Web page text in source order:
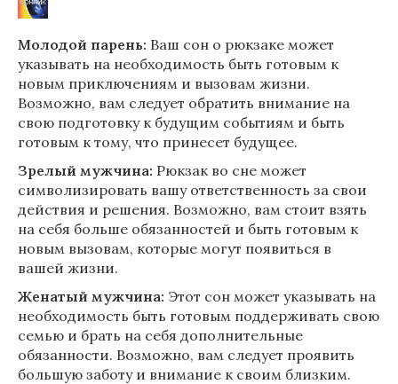
Молодой парень: Ваш сон о рюкзаке может
указывать на необходимость быть готовым к
новым приключениям и вызовам жизни.
Возможно, вам следует обратить внимание на
свою подготовку к будущим событиям и быть
готовым к тому, что принесет будущее.
Зрелый мужчина: Рюкзак во сне может
символизировать вашу ответственность за свои
действия и решения. Возможно, вам стоит взять
на себя больше обязанностей и быть готовым к
новым вызовам, которые могут появиться в
вашей жизни.
Женатый мужчина: Этот сон может указывать на
необходимость быть готовым поддерживать свою
семью и брать на себя дополнительные
обязанности. Возможно, вам следует проявить
большую заботу и внимание к своим близким.